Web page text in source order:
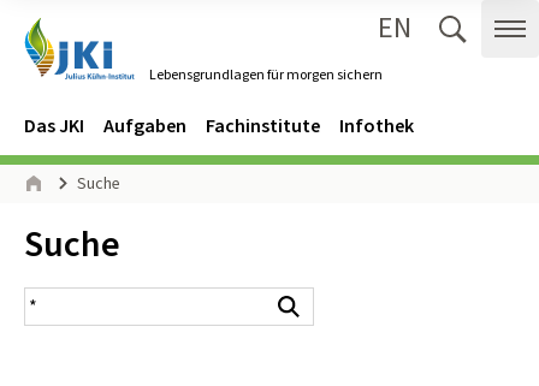
Lebensgrundlagen für morgen sichern
EN
Navigation
Hauptmenü
Das JKI Aufgaben Fachinstitute Infothek
Seitenpfad
Suche
Inhalt:
Suche
Suchergebnis